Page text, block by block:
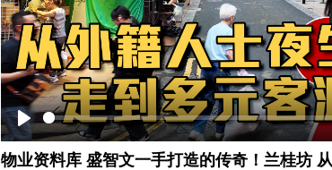
Play
物业资料库 盛智文一手打造的传奇！兰桂坊